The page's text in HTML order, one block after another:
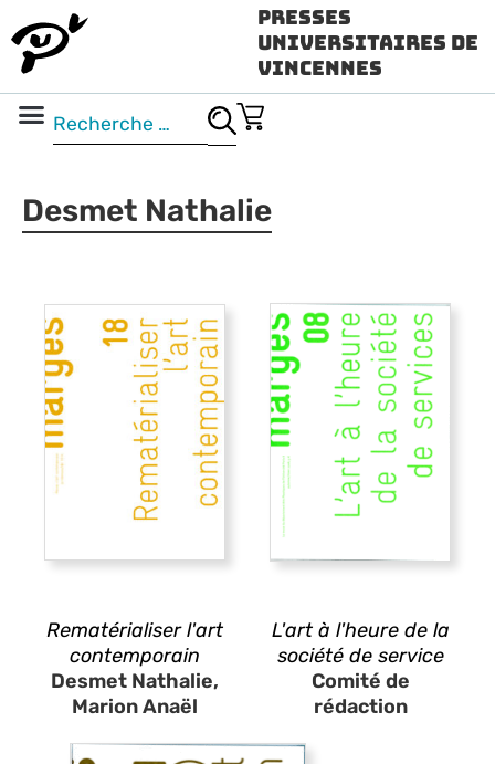
Presses
Universitaires de
Vincennes
Desmet Nathalie
Rematérialiser l'art
contemporain
Desmet Nathalie,
Marion Anaël
L'art à l'heure de la
société de service
Comité de
rédaction